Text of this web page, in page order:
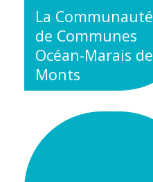
La Communauté
de Communes
Océan-Marais de
Monts